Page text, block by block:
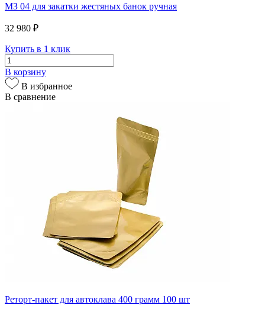
МЗ 04 для закатки жестяных банок ручная
32 980 ₽
Купить в 1 клик
В корзину
В избранное
В сравнение
Реторт-пакет для автоклава 400 грамм 100 шт